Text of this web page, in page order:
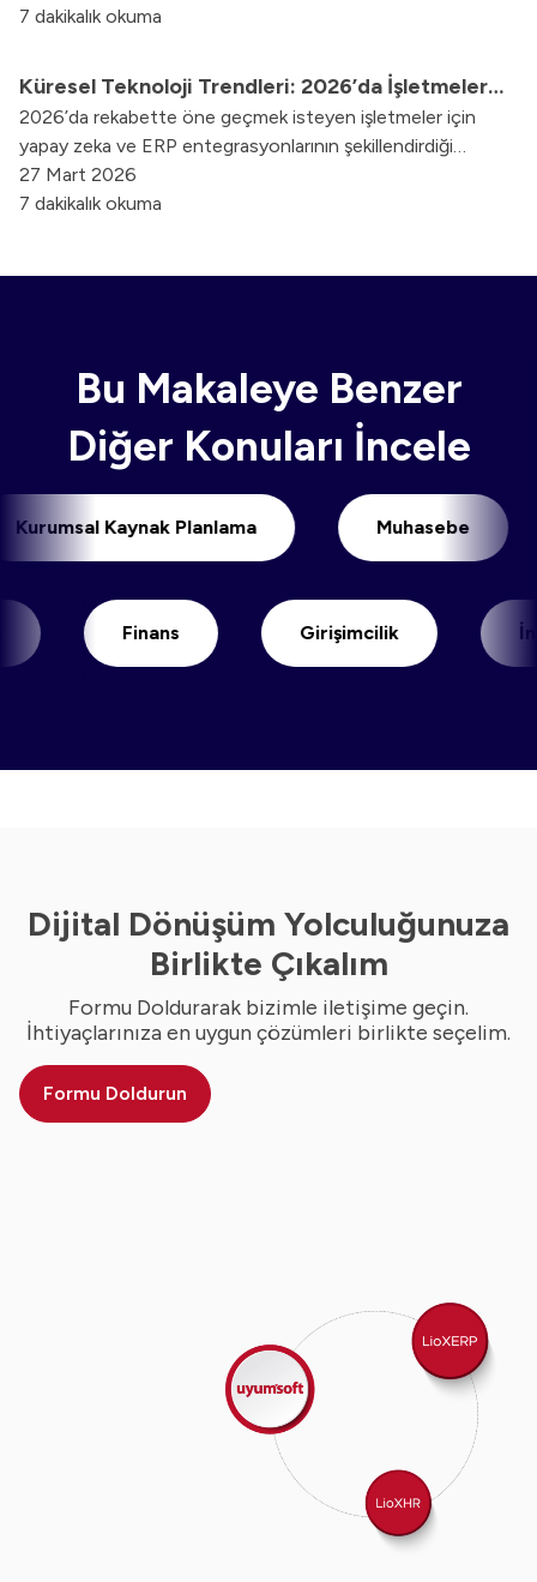
7 dakikalık okuma
Küresel Teknoloji Trendleri: 2026’da İşletmeler
İçin Stratejik Yol Haritası
2026’da rekabette öne geçmek isteyen işletmeler için
yapay zeka ve ERP entegrasyonlarının şekillendirdiği
stratejik dijital dönüşüm rehberini inceleyin.
27 Mart 2026
7 dakikalık okuma
Bu Makaleye Benzer
Diğer Konuları İncele
Kurumsal Kaynak Planlama
Finans Girişimcilik İnsan
Dijital Dönüşüm Yolculuğunuza
Birlikte Çıkalım
Formu Doldurarak bizimle iletişime geçin.
İhtiyaçlarınıza en uygun çözümleri birlikte seçelim.
Formu Doldurun